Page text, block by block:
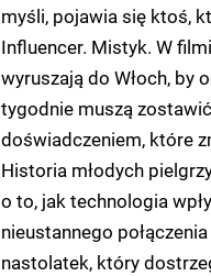
myśli, pojawia się ktoś,
Influencer. Mistyk. W
wyruszają do Włoch, by
tygodnie muszą
doświadczeniem, które
Historia młodych
o to, jak technologia
nieustannego
nastolatek, który